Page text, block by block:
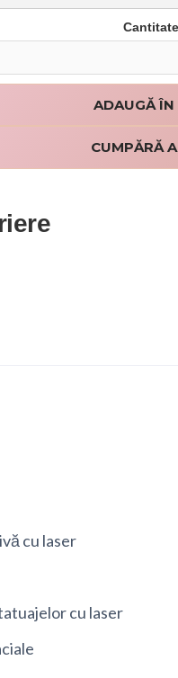
Cantitate
CUMPĂRĂ
cu laser
cu laser